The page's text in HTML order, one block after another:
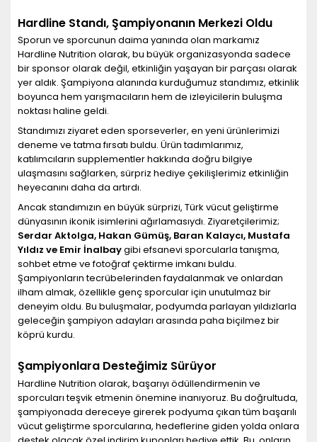
Hardline Standı, Şampiyonanın Merkezi Oldu
Sporun ve sporcunun daima yanında olan markamız
Hardline Nutrition olarak, bu büyük organizasyonda sadece
bir sponsor olarak değil, etkinliğin yaşayan bir parçası olarak
yer aldık. Şampiyona alanında kurduğumuz standımız, etkinlik
boyunca hem yarışmacıların hem de izleyicilerin buluşma
noktası haline geldi.
Standımızı ziyaret eden sporseverler, en yeni ürünlerimizi
deneme ve tatma fırsatı buldu. Ürün tadımlarımız,
katılımcıların supplementler hakkında doğru bilgiye
ulaşmasını sağlarken, sürpriz hediye çekilişlerimiz etkinliğin
heyecanını daha da artırdı.
Ancak standımızın en büyük sürprizi, Türk vücut geliştirme
dünyasının ikonik isimlerini ağırlamasıydı. Ziyaretçilerimiz;
Serdar Aktolga, Hakan Gümüş, Baran Kalaycı, Mustafa
Yıldız ve Emir İnalbaygibi efsanevi sporcularla tanışma,
sohbet etme ve fotoğraf çektirme imkanı buldu.
Şampiyonların tecrübelerinden faydalanmak ve onlardan
ilham almak, özellikle genç sporcular için unutulmaz bir
deneyim oldu. Bu buluşmalar, podyumda parlayan yıldızlarla
geleceğin şampiyon adayları arasında paha biçilmez bir
köprü kurdu.
Şampiyonlara Desteğimiz Sürüyor
Hardline Nutrition olarak, başarıyı ödüllendirmenin ve
sporcuları teşvik etmenin önemine inanıyoruz. Bu doğrultuda,
şampiyonada dereceye girerek podyuma çıkan tüm başarılı
vücut geliştirme sporcularına, hedeflerine giden yolda onlara